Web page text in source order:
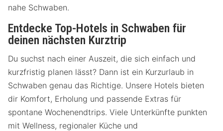
nahe Schwaben.
Entdecke Top-Hotels in Schwaben für
deinen nächsten Kurztrip
Du suchst nach einer Auszeit, die sich einfach und
kurzfristig planen lässt? Dann ist ein Kurzurlaub in
Schwaben genau das Richtige. Unsere Hotels bieten
dir Komfort, Erholung und passende Extras für
spontane Wochenendtrips. Viele Unterkünfte punkten
mit Wellness, regionaler Küche und